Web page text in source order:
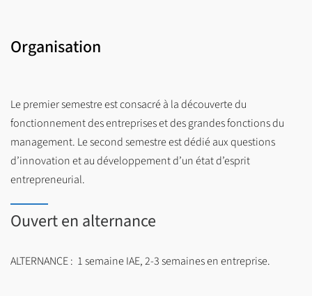
Organisation
Le premier semestre est consacré à la découverte du
fonctionnement des entreprises et des grandes fonctions du
management. Le second semestre est dédié aux questions
d’innovation et au développement d’un état d’esprit
entrepreneurial.
Ouvert en alternance
ALTERNANCE : 1 semaine IAE, 2-3 semaines en entreprise.